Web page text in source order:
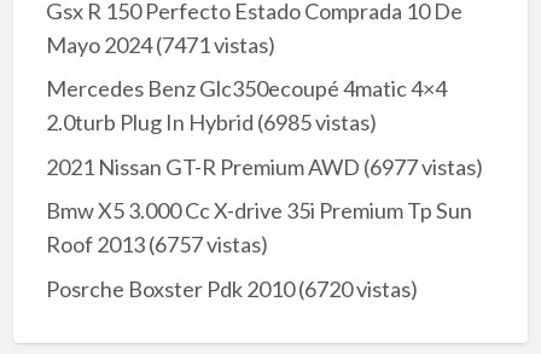
Gsx R 150 Perfecto Estado Comprada 10 De
Mayo 2024(7471 vistas)
Mercedes Benz Glc350ecoupé 4matic 4×4
2.0turb Plug In Hybrid (6985 vistas)
2021 Nissan GT-R Premium AWD (6977 vistas)
Bmw X5 3.000 Cc X-drive 35i Premium Tp Sun
Roof 2013(6757 vistas)
Posrche Boxster Pdk 2010(6720 vistas)